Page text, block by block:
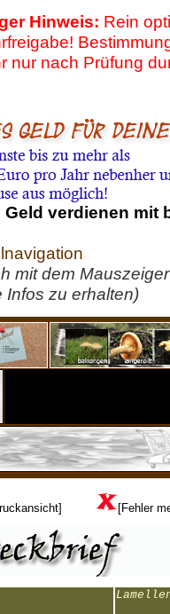
Hinweis: Rein
nur nach Prüfung
Geld verdienen mit
mit dem
Infos zu erhalten)
[Fehler